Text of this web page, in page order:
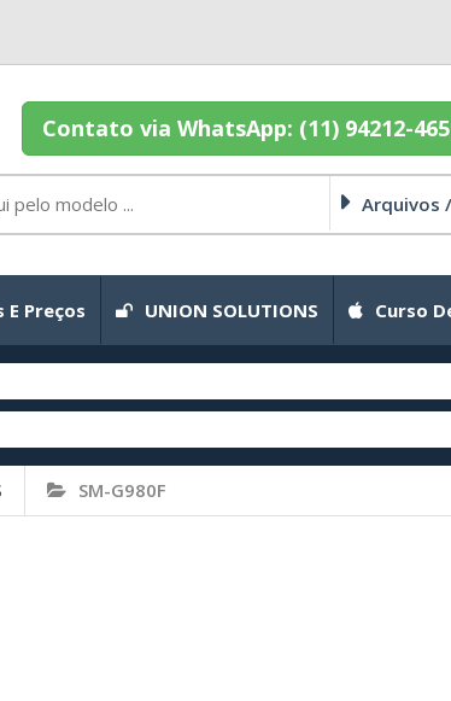
Contato via WhatsApp: (11) 94212-
Arquivos
E Preços UNION SOLUTIONS Curso
SM-G980F